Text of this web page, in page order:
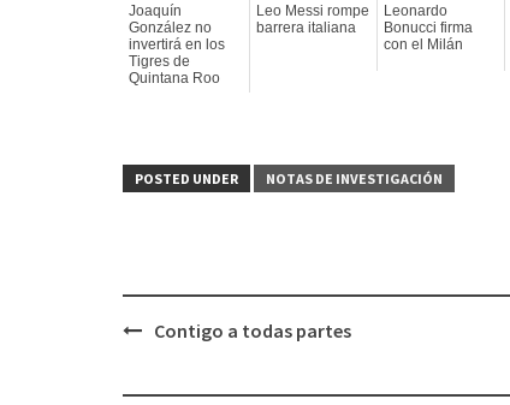
Joaquín
González no
invertirá en los
Tigres de
Quintana Roo
Leo Messi rompe
barrera italiana
Leonardo
Bonucci firma
con el Milán
POSTED UNDER NOTAS DE INVESTIGACIÓN
Contigo a todas partes